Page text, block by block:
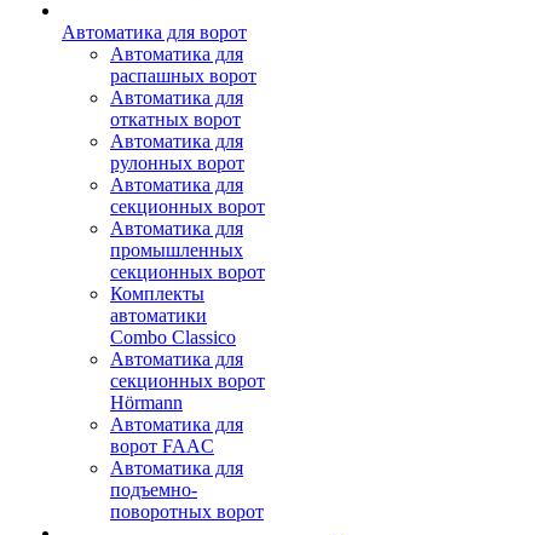
Автоматика для ворот
Автоматика для
распашных ворот
Автоматика для
откатных ворот
Автоматика для
рулонных ворот
Автоматика для
секционных ворот
Автоматика для
промышленных
секционных ворот
Комплекты
автоматики
Combo Classico
Автоматика для
секционных ворот
Hörmann
Автоматика для
ворот FAAC
Автоматика для
подъемно-
поворотных ворот